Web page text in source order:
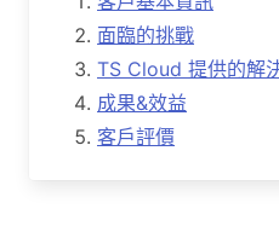
面臨的挑戰
TS Cloud 提供的解
成果&效益
客戶評價